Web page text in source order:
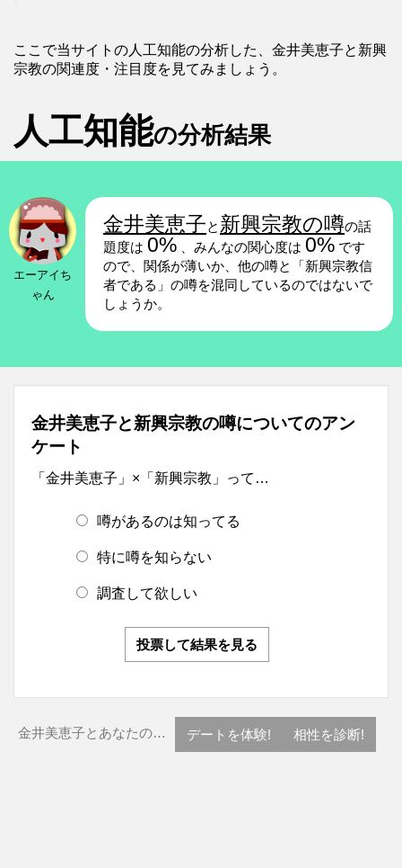
ここで当サイトの人工知能の分析した、金井美恵子と新興
宗教の関連度・注目度を見てみましょう。
人工知能の分析結果
エーアイち
ゃん
金井美恵子と 新興宗教の噂の話
題度は 0% 、みんなの関心度は 0% です
ので、関係が薄いか、他の噂と「新興宗教信
者である」の噂を混同しているのではないで
しょうか。
金井美恵子と新興宗教の噂についてのアン
ケート
「金井美恵子」×「新興宗教」って…
噂があるのは知ってる
特に噂を知らない
調査して欲しい
投票して結果を見る
金井美恵子とあなたの… デートを体験! 相性を診断!